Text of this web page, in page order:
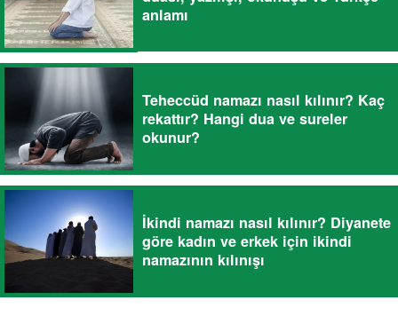
anlamı
Teheccüd namazı nasıl kılınır? Kaç
rekattır? Hangi dua ve sureler
okunur?
İkindi namazı nasıl kılınır? Diyanete
göre kadın ve erkek için ikindi
namazının kılınışı